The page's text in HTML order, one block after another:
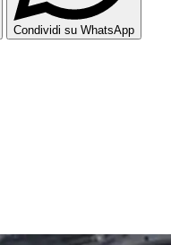
Condividi su WhatsApp